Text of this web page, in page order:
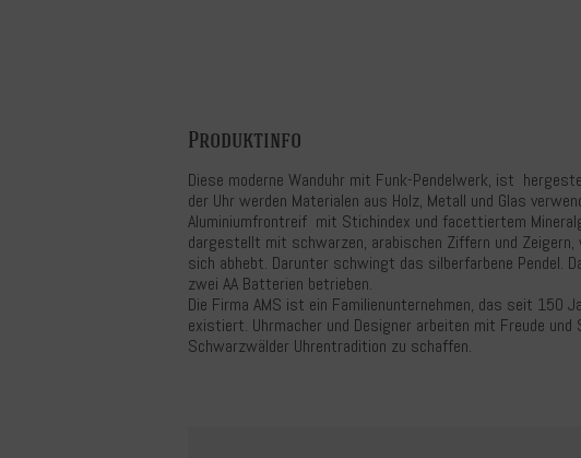
Produktinfo
Diese moderne Wanduhr mit Funk-Pendelwerk, ist
der Uhr werden Materialen aus Holz, Metall und Glas
Aluminiumfrontreif mit Stichindex und facettiertem
dargestellt mit schwarzen, arabischen Ziffern und Zeigern,
sich abhebt. Darunter schwingt das silberfarbene Pendel.
zwei AA Batterien betrieben.
Die Firma AMS ist ein Familienunternehmen, das seit 150
existiert. Uhrmacher und Designer arbeiten mit Freude
Schwarzwälder Uhrentradition zu schaffen.